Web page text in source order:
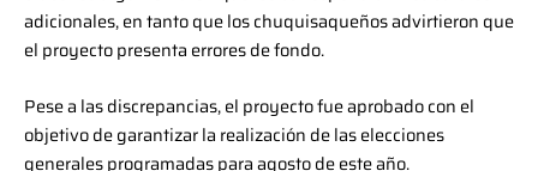
adicionales, en tanto que los chuquisaqueños advirtieron que
el proyecto presenta errores de fondo.
Pese a las discrepancias, el proyecto fue aprobado con el
objetivo de garantizar la realización de las elecciones
generales programadas para agosto de este año.